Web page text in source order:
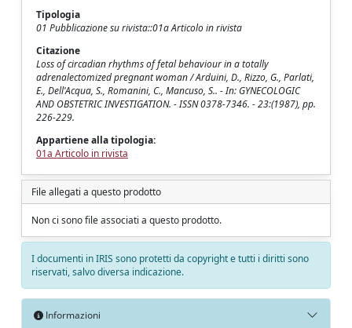
Tipologia
01 Pubblicazione su rivista::01a Articolo in rivista
Citazione
Loss of circadian rhythms of fetal behaviour in a totally
adrenalectomized pregnant woman / Arduini, D., Rizzo, G., Parlati,
E., Dell'Acqua, S., Romanini, C., Mancuso, S.. - In: GYNECOLOGIC
AND OBSTETRIC INVESTIGATION. - ISSN 0378-7346. - 23:(1987), pp.
226-229.
Appartiene alla tipologia:
01a Articolo in rivista
File allegati a questo prodotto
Non ci sono file associati a questo prodotto.
I documenti in IRIS sono protetti da copyright e tutti i diritti sono
riservati, salvo diversa indicazione.
Informazioni